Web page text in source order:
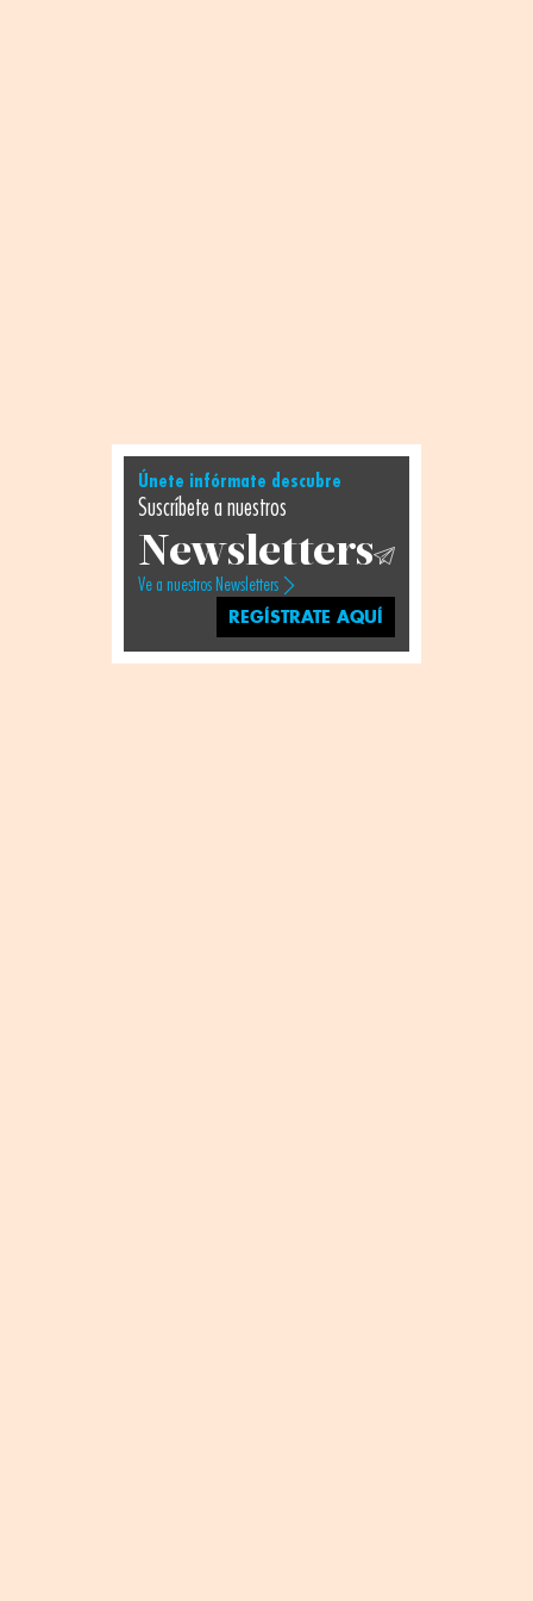
Únete infórmate descubre
Suscríbete a nuestros
Newsletters
Ve a nuestros Newsletters
REGÍSTRATE AQUÍ